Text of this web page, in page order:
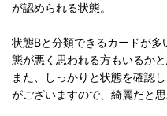
が認められる状態。
状態Bと分類できるカードが
態が悪く思われる方もいるかと
また、しっかりと状態を確認
がございますので、綺麗だと